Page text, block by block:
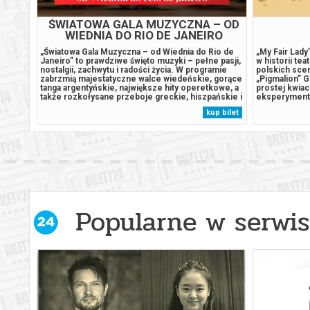
O czym wie Marielle_DKF
Odyseja
Psi Patrol i dinozaury
Requiem dla snu (re-release)
Spider-Man. Całkiem nowy dzień_dubbing
ŚWIATOWA GALA MUZYCZNA – OD
WIEDNIA DO RIO DE JANEIRO
„Światowa Gala Muzyczna – od Wiednia do Rio de
Janeiro” to prawdziwe święto muzyki – pełne pasji,
nostalgii, zachwytu i radości życia. W programie
zabrzmią majestatyczne walce wiedeńskie, gorące
tanga argentyńskie, największe hity operetkowe, a
także rozkołysane przeboje greckie, hiszpańskie i
włoskie. Wśród nich m.in.: Wirtuozowski Czardasz
i poruszające Kiedy skrzypki grają, La Cumparsita,
Grek Zorba,...
kup bilet
„My Fair
w historii
polskich
„Pigmalion”
prostej
niezwykłą
nauczenie
dobrych
Popularne w